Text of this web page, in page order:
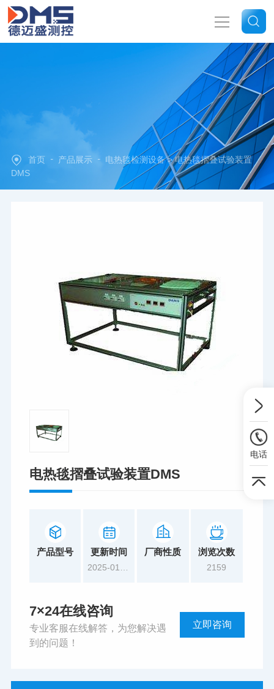
产品中心
新闻中心
首页 - 产品展示 - 电热毯检测设备> 电热毯摺叠试验装置
DMS
电热毯摺叠试验装置DMS
产品型号 更新时间 厂商性质 浏览次数
2159
7×24在线咨询
专业客服在线解答，为您解决遇
到的问题！
立即咨询
电话